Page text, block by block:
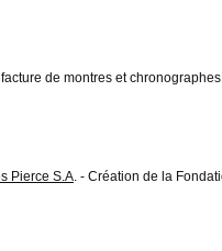
de montres et
Pierce S.A . - Création de la